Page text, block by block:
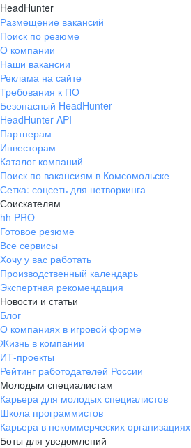
HeadHunter
Размещение вакансий
Поиск по резюме
О компании
Наши вакансии
Реклама на сайте
Требования к ПО
Безопасный HeadHunter
HeadHunter API
Партнерам
Инвесторам
Каталог компаний
Поиск по вакансиям в Комсомольске
Сетка: соцсеть для нетворкинга
Соискателям
hh PRO
Готовое резюме
Все сервисы
Хочу у вас работать
Производственный календарь
Экспертная рекомендация
Новости и статьи
Блог
О компаниях в игровой форме
Жизнь в компании
ИТ-проекты
Рейтинг работодателей России
Молодым специалистам
Карьера для молодых специалистов
Школа программистов
Карьера в некоммерческих организациях
Боты для уведомлений